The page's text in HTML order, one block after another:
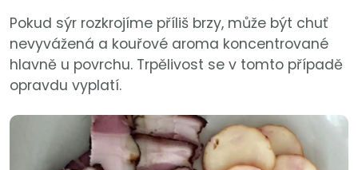
Pokud sýr rozkrojíme příliš brzy, může být chuť
nevyvážená a kouřové aroma koncentrované
hlavně u povrchu. Trpělivost se v tomto případě
opravdu vyplatí.